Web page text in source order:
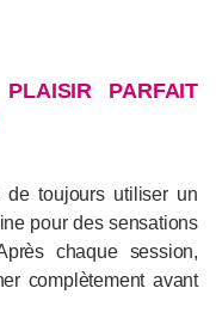
PARFAIT
de toujours utiliser un
pour des sensations
chaque session,
complètement avant